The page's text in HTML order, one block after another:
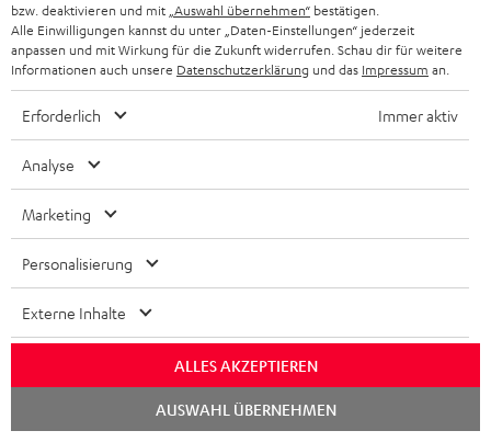
Lieferumfang
BAMSTER
1 × 0,5 m Kabel Mini-USB auf USB für BAMSTER
1 × Anschlusskabel Miniklinke 3,5 mm (0,8 m)
Downloads und Service
bzw. deaktivieren und mit „Auswahl übernehmen“ bestätigen.
Alle Einwilligungen kannst du unter „Daten-Einstellungen“ jederzeit
anpassen und mit Wirkung für die Zukunft widerrufen. Schau dir für weitere
Informationen auch unsere Datenschutzerklärung und das Impressum an.
Erforderlich Immer aktiv
Analyse
Marketing
Personalisierung
Externe Inhalte
ALLES AKZEPTIEREN
AUSWAHL ÜBERNEHMEN